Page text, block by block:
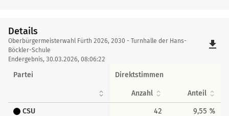
Details
Details
Oberbürgermeisterwahl Fürth 2026, 2030 - Turnhalle der Hans-
Böckler-Schule
Endergebnis, 30.03.2026, 08:06:22
file_download
Partei Direktstimmen
Anzahl Anteil
CSU 42 9,55 %